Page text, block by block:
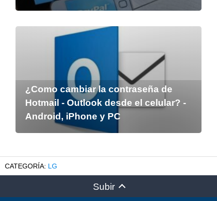
¿Como cambiar la contraseña de
Hotmail - Outlook desde el celular? -
Android, iPhone y PC
LG
Subir